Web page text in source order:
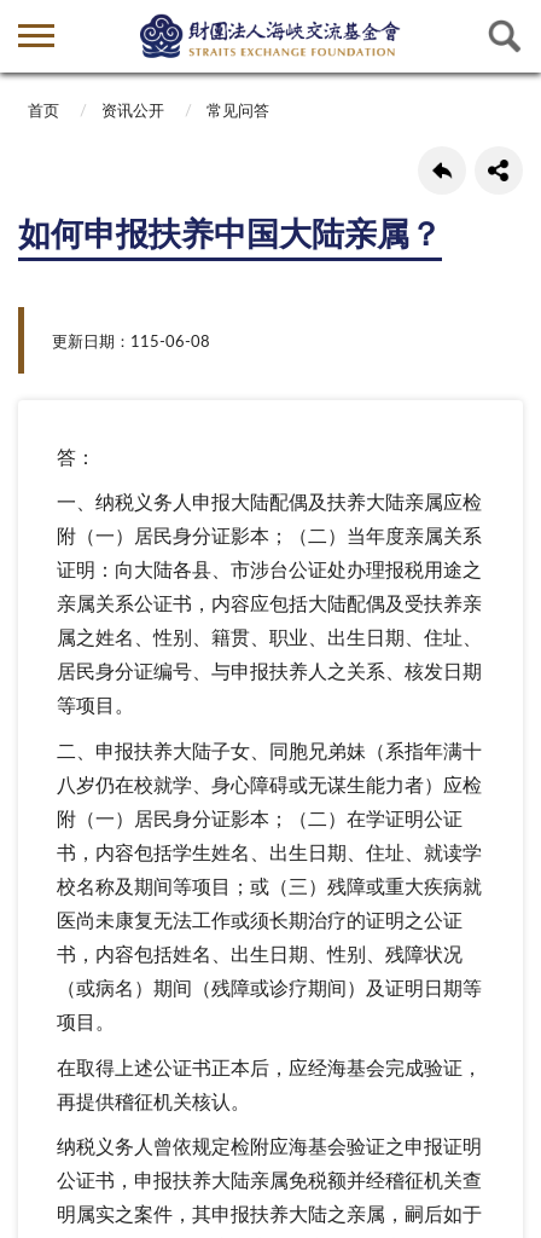
首页 资讯公开 常见问答
如何申报扶养中国大陆亲属？
更新日期：115-06-08
答：
一、纳税义务人申报大陆配偶及扶养大陆亲属应检
附（一）居民身分证影本；（二）当年度亲属关系
证明：向大陆各县、市涉台公证处办理报税用途之
亲属关系公证书，内容应包括大陆配偶及受扶养亲
属之姓名、性别、籍贯、职业、出生日期、住址、
居民身分证编号、与申报扶养人之关系、核发日期
等项目。
二、申报扶养大陆子女、同胞兄弟妹（系指年满十
八岁仍在校就学、身心障碍或无谋生能力者）应检
附（一）居民身分证影本；（二）在学证明公证
书，内容包括学生姓名、出生日期、住址、就读学
校名称及期间等项目；或（三）残障或重大疾病就
医尚未康复无法工作或须长期治疗的证明之公证
书，内容包括姓名、出生日期、性别、残障状况
（或病名）期间（残障或诊疗期间）及证明日期等
项目。
在取得上述公证书正本后，应经海基会完成验证，
再提供稽征机关核认。
纳税义务人曾依规定检附应海基会验证之申报证明
公证书，申报扶养大陆亲属免税额并经稽征机关查
明属实之案件，其申报扶养大陆之亲属，嗣后如于